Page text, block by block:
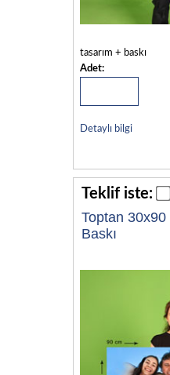
tasarım + baskı
Adet:
Detaylı bilgi
Teklif iste:
Toptan
Baskı